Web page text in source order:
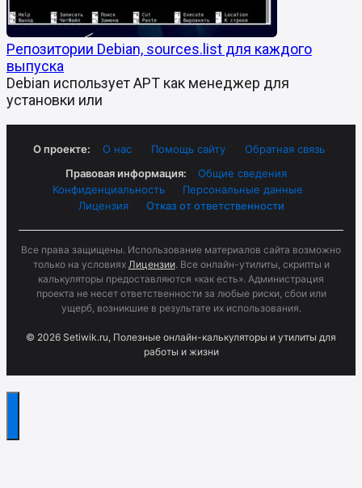
Репозитории Debian, sources.list для каждого
выпуска
Debian использует APT как менеджер для
установки или
О проекте: О нас Помощь сайту
Обратная связь
Правовая информация:
Общие сведения
Конфиденциальность
Персональные данные
Лицензия
Отказ от ответственности
Все права защищены. Использование материалов сайта возможно
только на условиях Лицензии. Все онлайн-утилиты, скрипты и
калькуляторы предоставляются «как есть». Администрация
проекта не несет ответственности за любые риски, сбои или
ущерб, возникшие в результате их использования.
© 2026 Setiwik.ru, Полезные онлайн-калькуляторы и утилиты для
работы и жизни